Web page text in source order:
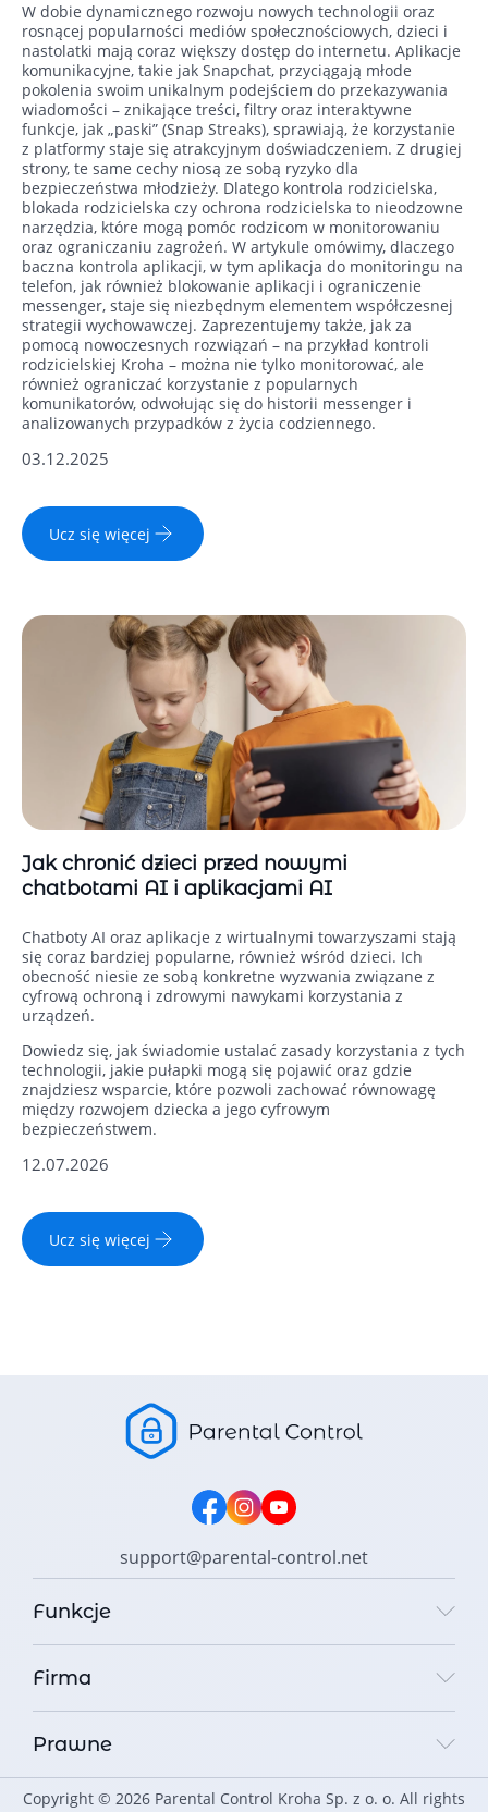
W dobie dynamicznego rozwoju nowych technologii oraz
rosnącej popularności mediów społecznościowych, dzieci i
nastolatki mają coraz większy dostęp do internetu. Aplikacje
komunikacyjne, takie jak Snapchat, przyciągają młode
pokolenia swoim unikalnym podejściem do przekazywania
wiadomości – znikające treści, filtry oraz interaktywne
funkcje, jak „paski” (Snap Streaks), sprawiają, że korzystanie
z platformy staje się atrakcyjnym doświadczeniem. Z drugiej
strony, te same cechy niosą ze sobą ryzyko dla
bezpieczeństwa młodzieży. Dlatego kontrola rodzicielska,
blokada rodzicielska czy ochrona rodzicielska to nieodzowne
narzędzia, które mogą pomóc rodzicom w monitorowaniu
oraz ograniczaniu zagrożeń. W artykule omówimy, dlaczego
baczna kontrola aplikacji, w tym aplikacja do monitoringu na
telefon, jak również blokowanie aplikacji i ograniczenie
messenger, staje się niezbędnym elementem współczesnej
strategii wychowawczej. Zaprezentujemy także, jak za
pomocą nowoczesnych rozwiązań – na przykład kontroli
rodzicielskiej Kroha – można nie tylko monitorować, ale
również ograniczać korzystanie z popularnych
komunikatorów, odwołując się do historii messenger i
analizowanych przypadków z życia codziennego.
03.12.2025
Ucz się więcej
Jak chronić dzieci przed nowymi
chatbotami AI i aplikacjami AI
Chatboty AI oraz aplikacje z wirtualnymi towarzyszami stają
się coraz bardziej popularne, również wśród dzieci. Ich
obecność niesie ze sobą konkretne wyzwania związane z
cyfrową ochroną i zdrowymi nawykami korzystania z
urządzeń.
Dowiedz się, jak świadomie ustalać zasady korzystania z tych
technologii, jakie pułapki mogą się pojawić oraz gdzie
znajdziesz wsparcie, które pozwoli zachować równowagę
między rozwojem dziecka a jego cyfrowym
bezpieczeństwem.
12.07.2026
Ucz się więcej
support@parental-control.net
Funkcje
Firma
Prawne
Copyright © 2026 Parental Control Kroha Sp. z o. o. All rights